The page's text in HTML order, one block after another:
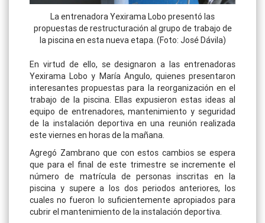
La entrenadora Yexirama Lobo presentó las
propuestas de restructuración al grupo de trabajo de
la piscina en esta nueva etapa. (Foto: José Dávila)
En virtud de ello, se designaron a las entrenadoras
Yexirama Lobo y María Angulo, quienes presentaron
interesantes propuestas para la reorganización en el
trabajo de la piscina. Ellas expusieron estas ideas al
equipo de entrenadores, mantenimiento y seguridad
de la instalación deportiva en una reunión realizada
este viernes en horas de la mañana.
Agregó Zambrano que con estos cambios se espera
que para el final de este trimestre se incremente el
número de matrícula de personas inscritas en la
piscina y supere a los dos periodos anteriores, los
cuales no fueron lo suficientemente apropiados para
cubrir el mantenimiento de la instalación deportiva.